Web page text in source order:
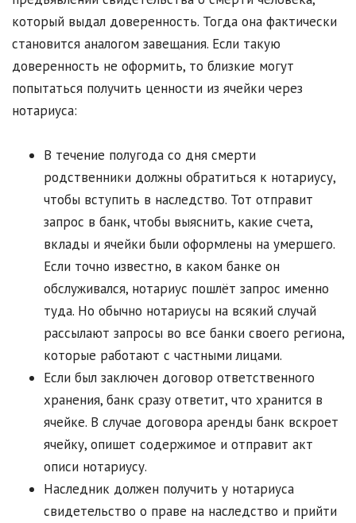
который выдал доверенность. Тогда она фактически
становится аналогом завещания. Если такую
доверенность не оформить, то близкие могут
попытаться получить ценности из ячейки через
нотариуса:
В течение полугода со дня смерти
родственники должны обратиться к нотариусу,
чтобы вступить в наследство. Тот отправит
запрос в банк, чтобы выяснить, какие счета,
вклады и ячейки были оформлены на умершего.
Если точно известно, в каком банке он
обслуживался, нотариус пошлёт запрос именно
туда. Но обычно нотариусы на всякий случай
рассылают запросы во все банки своего региона,
которые работают с частными лицами.
Если был заключен договор ответственного
хранения, банк сразу ответит, что хранится в
ячейке. В случае договора аренды банк вскроет
ячейку, опишет содержимое и отправит акт
описи нотариусу.
Наследник должен получить у нотариуса
свидетельство о праве на наследство и прийти